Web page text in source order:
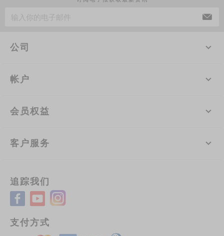
公司
帐户
会员权益
客户服务
追踪我们
支付方式